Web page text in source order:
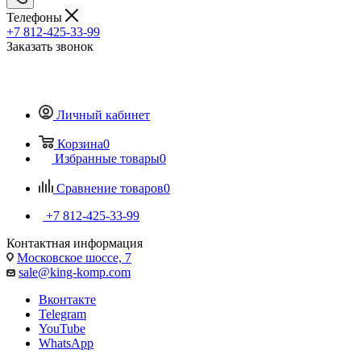
Телефоны
+7 812-425-33-99
Заказать звонок
Личный кабинет
Корзина0
Избранные товары0
Сравнение товаров0
+7 812-425-33-99
Контактная информация
Московское шоссе, 7
sale@king-komp.com
Вконтакте
Telegram
YouTube
WhatsApp